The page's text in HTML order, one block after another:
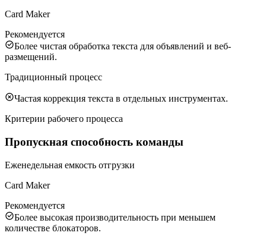
Card Maker
Рекомендуется
Более чистая обработка текста для объявлений и веб-
размещений.
Традиционный процесс
Частая коррекция текста в отдельных инструментах.
Критерии рабочего процесса
Пропускная способность команды
Еженедельная емкость отгрузки
Card Maker
Рекомендуется
Более высокая производительность при меньшем
количестве блокаторов.